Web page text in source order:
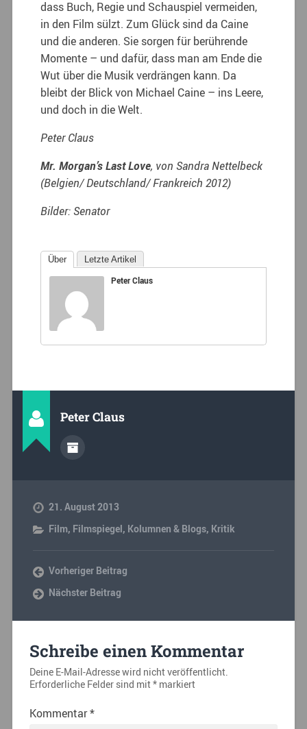
dass Buch, Regie und Schauspiel vermeiden,
in den Film sülzt. Zum Glück sind da Caine
und die anderen. Sie sorgen für berührende
Momente – und dafür, dass man am Ende die
Wut über die Musik verdrängen kann. Da
bleibt der Blick von Michael Caine – ins Leere,
und doch in die Welt.
Peter Claus
Mr. Morgan’s Last Love, von Sandra Nettelbeck
(Belgien/ Deutschland/ Frankreich 2012)
Bilder: Senator
Über Letzte Artikel
Peter Claus
Peter Claus
21. August 2013
Film, Filmspiegel, Kolumnen & Blogs, Kritik
Vorheriger Beitrag
Nächster Beitrag
Schreibe einen Kommentar
Deine E-Mail-Adresse wird nicht veröffentlicht.
Erforderliche Felder sind mit*markiert
Kommentar*